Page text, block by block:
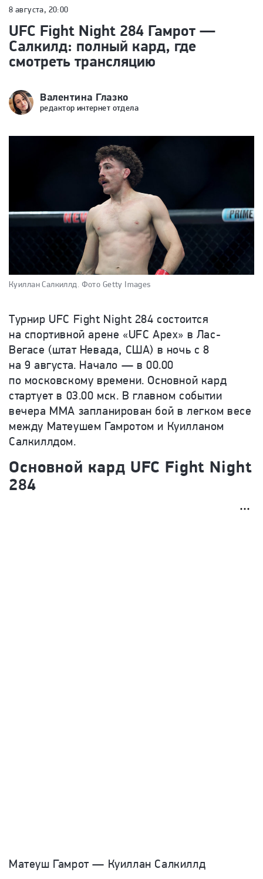
8 августа, 20:00
UFC Fight Night 284 Гамрот —
Салкилд: полный кард, где
смотреть трансляцию
Валентина Глазко
редактор интернет отдела
Куиллан Салкиллд. Фото Getty Images
Турнир UFC Fight Night 284 состоится
на спортивной арене «UFC Apex» в Лас-
Вегасе (штат Невада, США) в ночь с 8
на 9 августа. Начало — в 00.00
по московскому времени. Основной кард
стартует в 03.00 мск. В главном событии
вечера ММА запланирован бой в легком весе
между Матеушем Гамротом и Куилланом
Салкиллдом.
Основной кард UFC Fight Night
284
Матеуш Гамрот — Куиллан Салкиллд